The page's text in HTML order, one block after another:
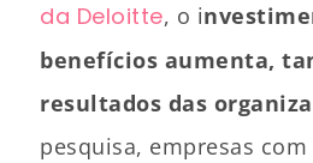
da Deloitte, o i
benefícios aumenta,
resultados das
pesquisa, empresas